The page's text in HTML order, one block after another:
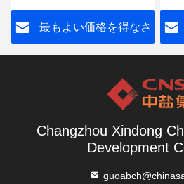
最もよい価格を得なさ
Changzhou Xindong
Development